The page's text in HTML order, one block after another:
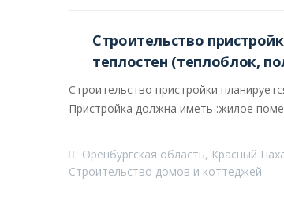
Строительство
теплостен (теплоблок,
Строительство пристройки
Пристройка должна иметь :жилое
Оренбургская область, Красный
Строительство домов и коттеджей